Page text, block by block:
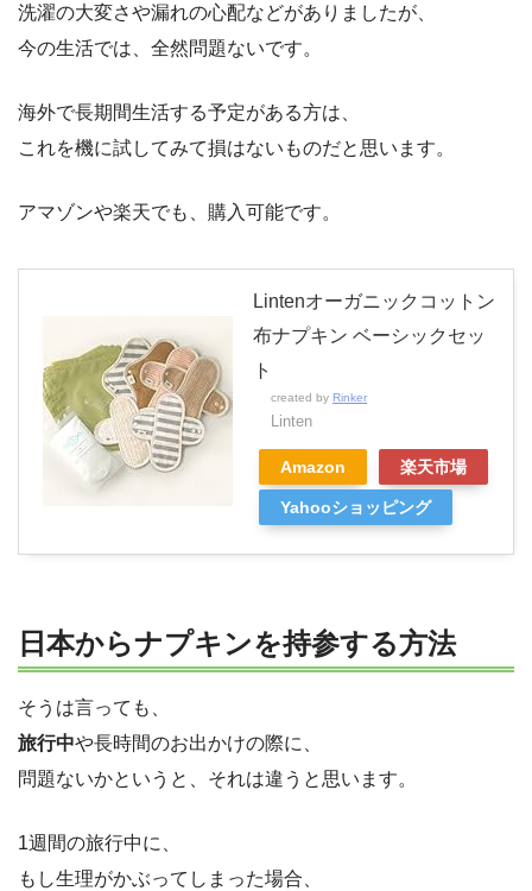
洗濯の大変さや漏れの心配などがありましたが、
今の生活では、全然問題ないです。
海外で長期間生活する予定がある方は、
これを機に試してみて損はないものだと思います。
アマゾンや楽天でも、購入可能です。
Lintenオーガニックコットン
布ナプキン ベーシックセッ
ト
created by Rinker
Linten
Amazon 楽天市場
Yahooショッピング
日本からナプキンを持参する方法
そうは言っても、
旅行中や長時間のお出かけの際に、
問題ないかというと、それは違うと思います。
1週間の旅行中に、
もし生理がかぶってしまった場合、